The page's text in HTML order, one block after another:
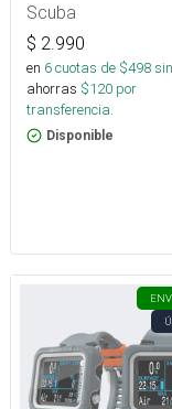
Scuba
$ 2.990
en 6cuotas de $498
ahorras $120 por
transferencia.
Disponible